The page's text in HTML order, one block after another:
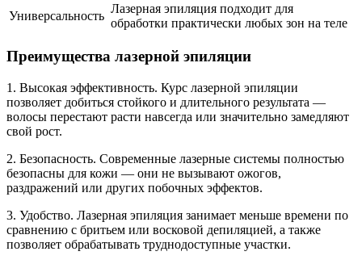
Универсальность
Лазерная эпиляция подходит для
обработки практически любых зон на теле
Преимущества лазерной эпиляции
1. Высокая эффективность. Курс лазерной эпиляции
позволяет добиться стойкого и длительного результата —
волосы перестают расти навсегда или значительно замедляют
свой рост.
2. Безопасность. Современные лазерные системы полностью
безопасны для кожи — они не вызывают ожогов,
раздражений или других побочных эффектов.
3. Удобство. Лазерная эпиляция занимает меньше времени по
сравнению с бритьем или восковой депиляцией, а также
позволяет обрабатывать труднодоступные участки.